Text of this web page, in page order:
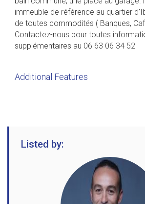
immeuble de référence au quartier
de toutes commodités ( Banques,
Contactez-nous pour toutes
supplémentaires au 06 63 06 34 52
Additional Features
Listed by: